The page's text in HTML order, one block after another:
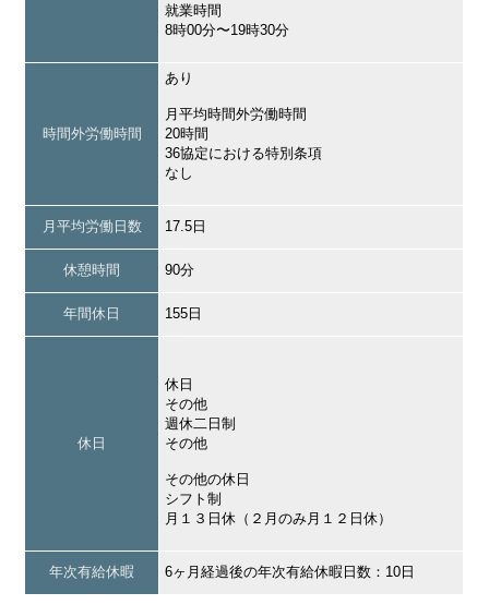
就業時間
8時00分〜19時30分
時間外労働時間
あり
月平均時間外労働時間
20時間
36協定における特別条項
なし
月平均労働日数 17.5日
休憩時間 90分
年間休日 155日
休日
休日
その他
週休二日制
その他
その他の休日
シフト制
月１３日休（２月のみ月１２日休）
年次有給休暇 6ヶ月経過後の年次有給休暇日数：10日